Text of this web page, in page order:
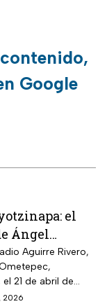
Google
el
Ángel
en la
de los
en 2014
Aguirre Rivero,
21 de abril de
la Licenciatura
2026